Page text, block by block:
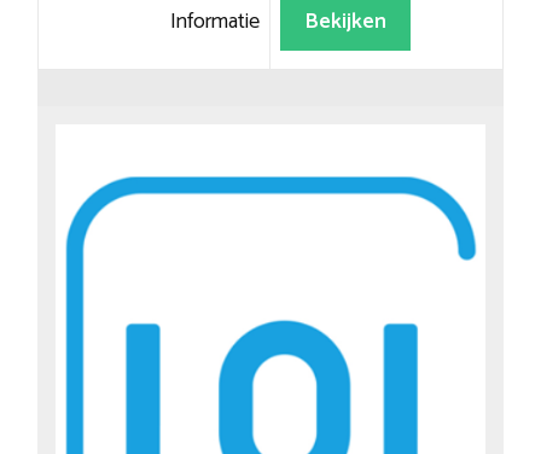
Informatie Bekijken